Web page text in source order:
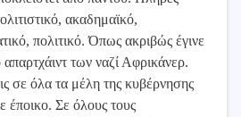
ακαδημαϊκό,
πολιτικό. Όπως ακριβώς έγινε
των ναζί Αφρικάνερ.
σε όλα τα μέλη της κυβέρνησης
έποικο. Σε όλους τους